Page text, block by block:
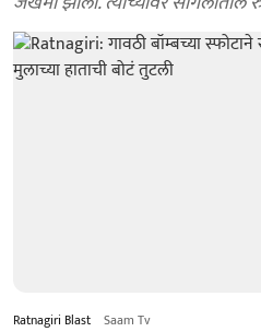
Ratnagiri Blast Saam Tv